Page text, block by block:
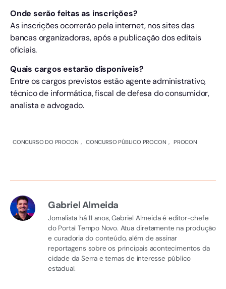
Onde serão feitas as inscrições?
As inscrições ocorrerão pela internet, nos sites das
bancas organizadoras, após a publicação dos editais
oficiais.
Quais cargos estarão disponíveis?
Entre os cargos previstos estão agente administrativo,
técnico de informática, fiscal de defesa do consumidor,
analista e advogado.
CONCURSO DO PROCON , CONCURSO PÚBLICO PROCON , PROCON
Gabriel Almeida
Jornalista há 11 anos, Gabriel Almeida é editor-chefe
do Portal Tempo Novo. Atua diretamente na produção
e curadoria do conteúdo, além de assinar
reportagens sobre os principais acontecimentos da
cidade da Serra e temas de interesse público
estadual.